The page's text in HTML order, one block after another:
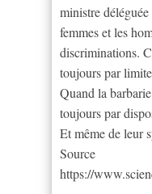
ministre
femmes et les
discriminations.
toujours par
Quand la
toujours par
Et même de leur
Source
https://